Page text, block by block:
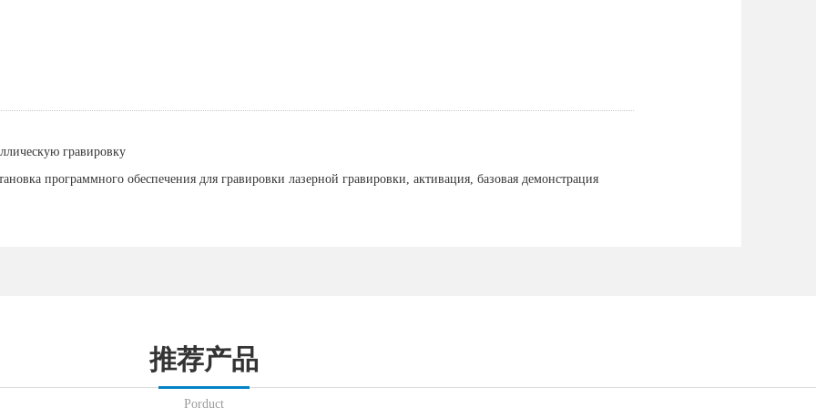
гравировку
программного обеспечения для гравировки лазерной гравировки, активация, базовая демонстрация
推荐产品
Porduct